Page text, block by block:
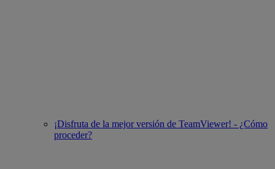
¡Disfruta de la mejor versión de TeamViewer! - ¿Cómo
proceder?